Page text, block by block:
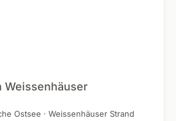
Weissenhäuser
Ostsee · Weissenhäuser Strand